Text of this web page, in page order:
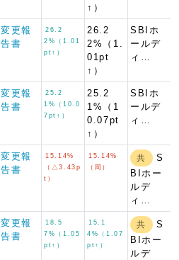
↑）
変更報
告書
26.2
2%（1.01
pt↑）
26.2
2%（1.
01pt
↑）
SBIホ
ールデ
ィ…
変更報
告書
25.2
1%（10.0
7pt↑）
25.2
1%（1
0.07pt
↑）
SBIホ
ールデ
ィ…
変更報
告書
15.14%
（△3.43p
t）
15.14%
（同）
共
S
BIホー
ルデ
ィ…
変更報
告書
18.5
7%（1.05
pt↑）
15.1
4%（1.07
pt↑）
共
S
BIホー
ルデ